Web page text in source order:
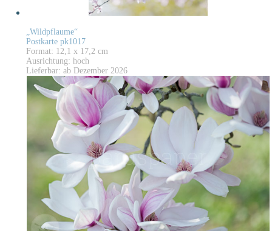
„Wildpflaume“
Postkarte pk1017
Format: 12,1 x 17,2 cm
Ausrichtung: hoch
Lieferbar: ab Dezember 2026